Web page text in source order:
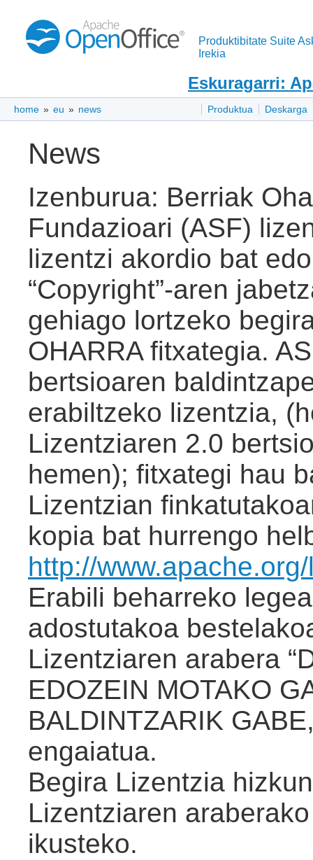
Produktibitate Suite
Irekia
Eskuragarri:
Produktua Deskarga
home » eu » news
News
Izenburua: Berriak
Fundazioari (ASF)
lizentzi akordio bat
“Copyright”-aren
gehiago lortzeko
OHARRA fitxategia.
bertsioaren
erabiltzeko lizentzia,
Lizentziaren 2.0
hemen); fitxategi hau
Lizentzian
kopia bat hurrengo
http://
Erabili beharreko
adostutakoa
Lizentziaren arabera
EDOZEIN MOTAKO
BALDINTZARIK
engaiatua.
Begira Lizentzia
Lizentziaren
ikusteko.